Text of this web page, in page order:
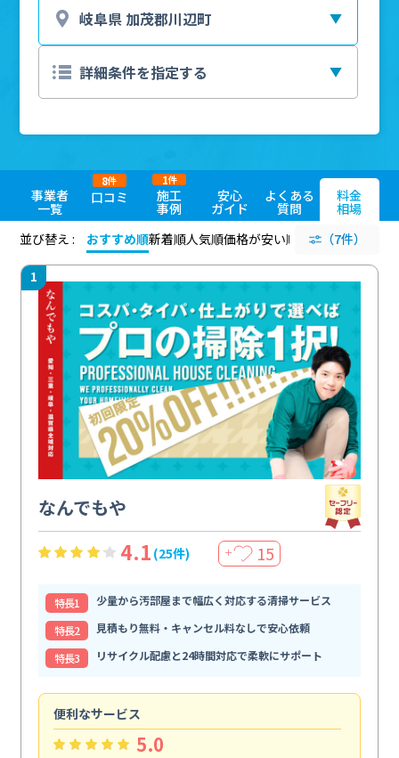
事業者
一覧
口コミ
8件
施工
事例
1件
安心
ガイド
よくある
質問
料金
相場
並び替え :
おすすめ順新着順人気順価格が安い順 評価が高い順
（7件）
1
なんでもや
4.1 (25件) ＋ 15
特⻑1
少量から汚部屋まで幅広く対応する清掃サービス
特⻑2
見積もり無料・キャンセル料なしで安心依頼
特⻑3
リサイクル配慮と24時間対応で柔軟にサポート
便利なサービス
5.0